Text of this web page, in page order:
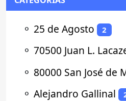
⚬ 25 de Agosto 2
⚬ 70500 Juan L.
⚬ 80000 San José de
⚬ Alejandro Gallinal